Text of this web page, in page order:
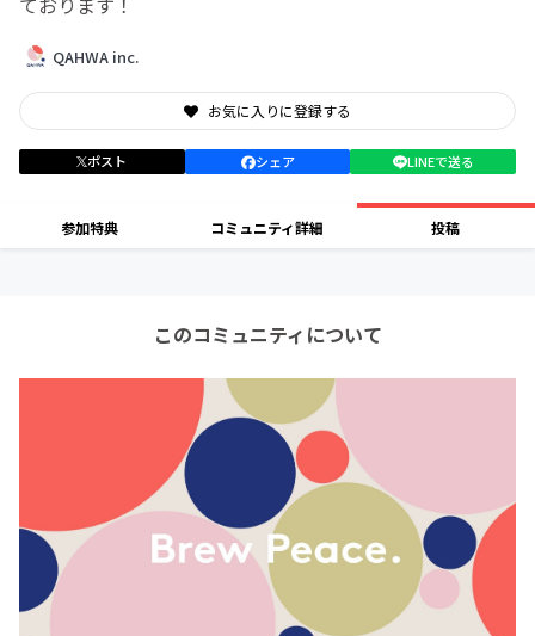
QAHWA inc.
お気に入りに登録する
ポスト シェア LINEで送る
参加特典 コミュニティ詳細 投稿
このコミュニティについて